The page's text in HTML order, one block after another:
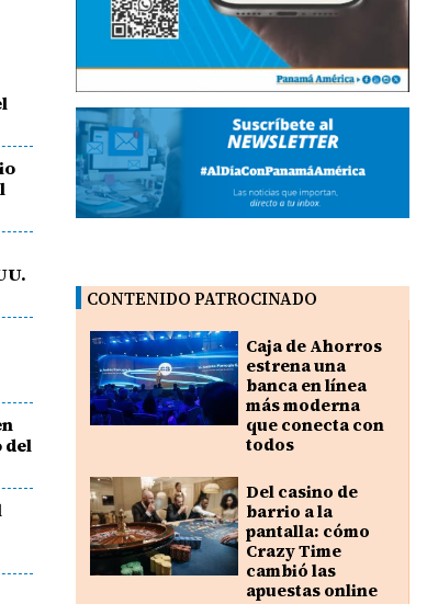
del
CONTENIDO PATROCINADO
Caja de Ahorros
estrena una
banca en línea
más moderna
que conecta con
todos
Del casino de
barrio a la
pantalla: cómo
Crazy Time
cambió las
apuestas online